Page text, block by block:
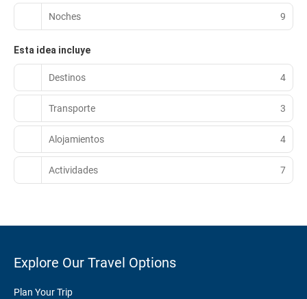
Noches 9
Esta idea incluye
Destinos 4
Transporte 3
Alojamientos 4
Actividades 7
Explore Our Travel Options
Plan Your Trip